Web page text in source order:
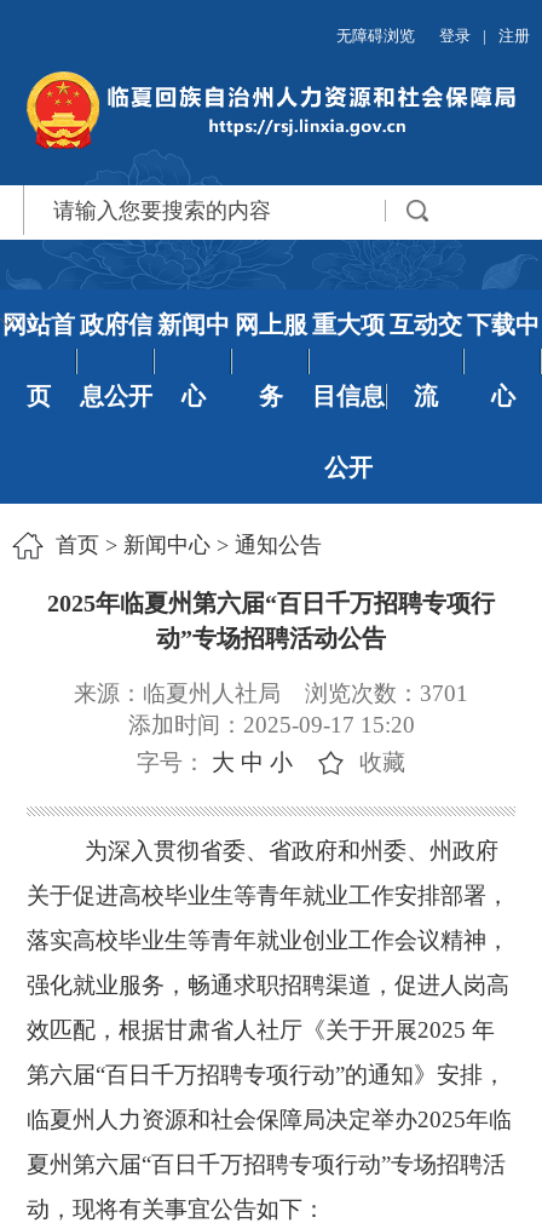
无障碍浏览 登录 | 注册
网站首
页
政府信
息公开
新闻中
心
网上服
务
重大项
目信息
公开
互动交
流
下载中
心
首页> 新闻中心> 通知公告
2025年临夏州第六届“百日千万招聘专项行
动”专场招聘活动公告
来源：临夏州人社局 浏览次数： 3701
添加时间：2025-09-17 15:20
字号： 大 中 小 收藏
为深入贯彻省委、省政府和州委、州政府
关于促进高校毕业生等青年就业工作安排部署，
落实高校毕业生等青年就业创业工作会议精神，
强化就业服务，畅通求职招聘渠道，促进人岗高
效匹配，根据甘肃省人社厅《关于开展2025 年
第六届“百日千万招聘专项行动”的通知》安排，
临夏州人力资源和社会保障局决定举办2025年临
夏州第六届“百日千万招聘专项行动”专场招聘活
动，现将有关事宜公告如下：